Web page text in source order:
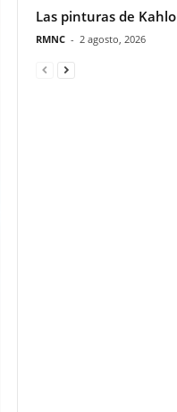
Las pinturas de Kahlo
RMNC - 2 agosto, 2026